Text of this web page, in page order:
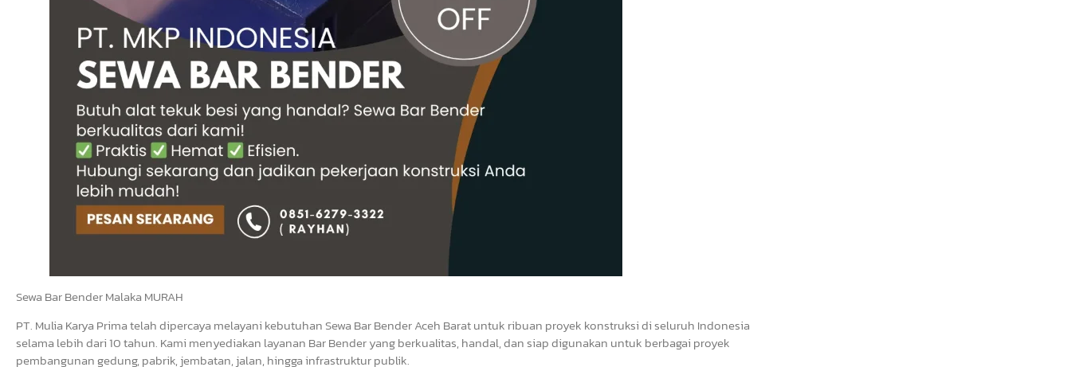
Sewa Bar Bender Malaka MURAH
PT. Mulia Karya Prima telah dipercaya melayani kebutuhan Sewa Bar Bender Aceh Barat untuk ribuan proyek konstruksi di seluruh Indonesia
selama lebih dari 10 tahun. Kami menyediakan layanan Bar Bender yang berkualitas, handal, dan siap digunakan untuk berbagai proyek
pembangunan gedung, pabrik, jembatan, jalan, hingga infrastruktur publik.